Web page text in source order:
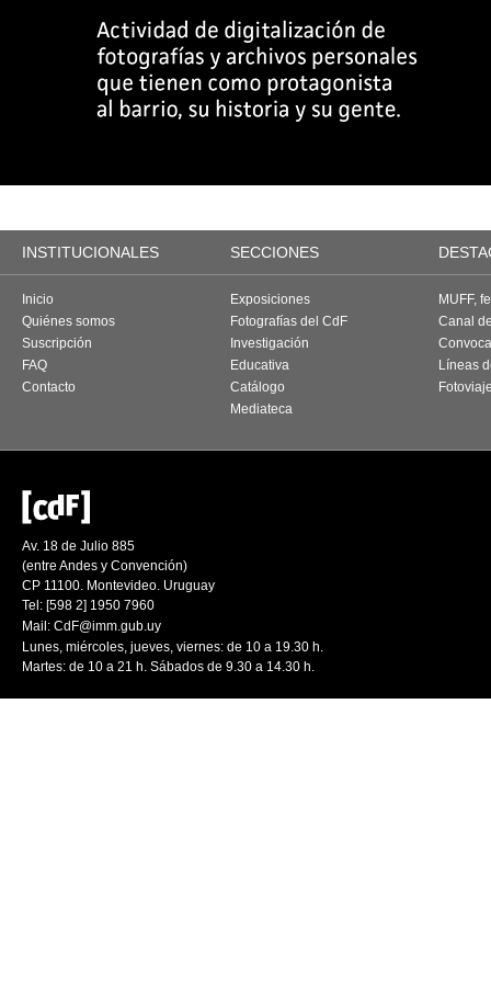
INSTITUCIONALES SECCIONES
Inicio
Quiénes somos
Suscripción
FAQ
Contacto
Exposiciones
Fotografías del CdF
Investigación
Educativa
Catálogo
Mediateca
MUFF,
Canal
Líneas
Av. 18 de Julio 885
(entre Andes y Convención)
CP 11100. Montevideo. Uruguay
Tel: [598 2] 1950 7960
Mail: CdF@imm.gub.uy
Lunes, miércoles, jueves, viernes: de 10 a 19.30 h.
Martes: de 10 a 21 h. Sábados de 9.30 a 14.30 h.